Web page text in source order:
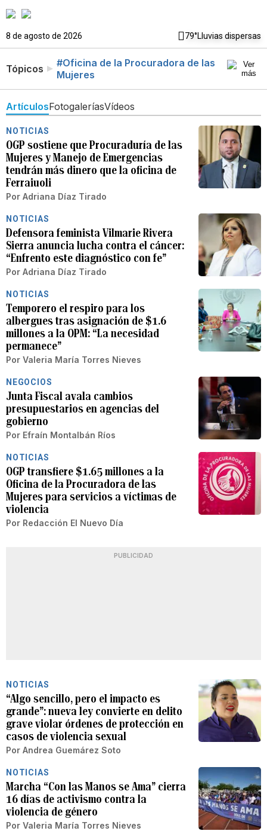
8 de agosto de 2026 79°Lluvias dispersas
Tópicos
#Oficina de la Procuradora de las
Mujeres
ArtículosFotogaleríasVídeos
NOTICIAS
OGP sostiene que Procuraduría de las
Mujeres y Manejo de Emergencias
tendrán más dinero que la oficina de
Ferraiuoli
Por Adriana Díaz Tirado
NOTICIAS
Defensora feminista Vilmarie Rivera
Sierra anuncia lucha contra el cáncer:
“Enfrento este diagnóstico con fe”
Por Adriana Díaz Tirado
NOTICIAS
Temporero el respiro para los
albergues tras asignación de $1.6
millones a la OPM: “La necesidad
permanece”
Por Valeria María Torres Nieves
NEGOCIOS
Junta Fiscal avala cambios
presupuestarios en agencias del
gobierno
Por Efraín Montalbán Ríos
NOTICIAS
OGP transfiere $1.65 millones a la
Oficina de la Procuradora de las
Mujeres para servicios a víctimas de
violencia
Por Redacción El Nuevo Día
PUBLICIDAD
NOTICIAS
“Algo sencillo, pero el impacto es
grande”: nueva ley convierte en delito
grave violar órdenes de protección en
casos de violencia sexual
Por Andrea Guemárez Soto
NOTICIAS
Marcha “Con las Manos se Ama” cierra
16 días de activismo contra la
violencia de género
Por Valeria María Torres Nieves